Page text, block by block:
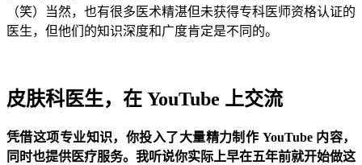
（笑）当然，也有很多医术精湛但未获得专科医师资格认证的
医生，但他们的知识深度和广度肯定是不同的。
皮肤科医生，在 YouTube 上交流
凭借这项专业知识，你投入了大量精力制作 YouTube 内容，
同时也提供医疗服务。我听说你实际上早在五年前就开始做这